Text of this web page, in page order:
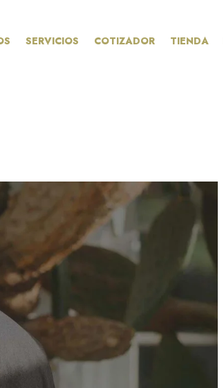
SERVICIOS COTIZADOR TIENDA